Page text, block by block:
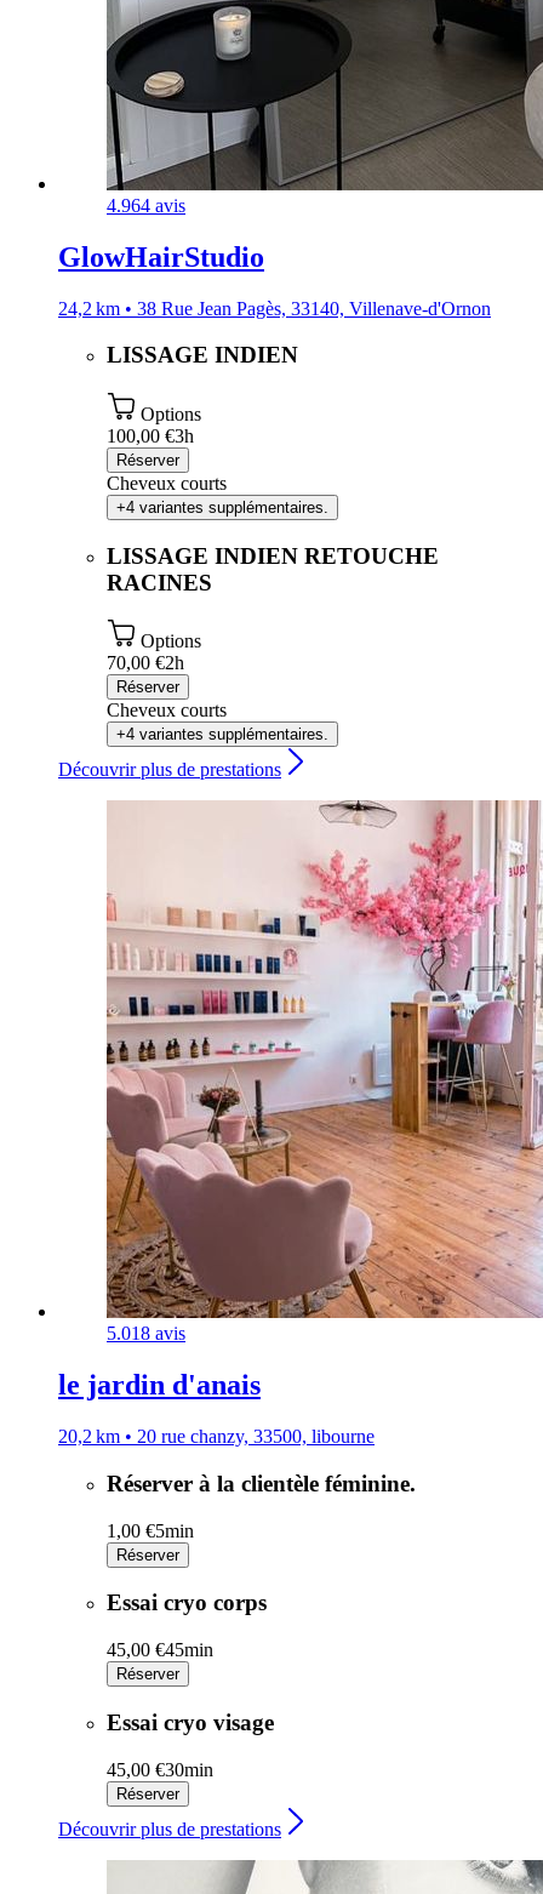
4.964 avis
GlowHairStudio
24,2 km • 38 Rue Jean Pagès, 33140, Villenave-d'Ornon
LISSAGE INDIEN
Options
100,00 €3h
Réserver
Cheveux courts
+4 variantes supplémentaires.
LISSAGE INDIEN RETOUCHE
RACINES
Options
70,00 €2h
Réserver
Cheveux courts
+4 variantes supplémentaires.
Découvrir plus de prestations
5.018 avis
le jardin d'anais
20,2 km • 20 rue chanzy, 33500, libourne
Réserver à la clientèle féminine.
1,00 €5min
Réserver
Essai cryo corps
45,00 €45min
Réserver
Essai cryo visage
45,00 €30min
Réserver
Découvrir plus de prestations